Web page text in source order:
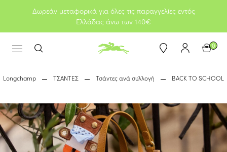
Δωρεάν μεταφορικά για όλες τις παραγγελίες εντός
Ελλάδας άνω των 140€
0
Longchamp ΤΣΑΝΤΕΣ Τσάντες ανά συλλογή BACK TO SCHOOL